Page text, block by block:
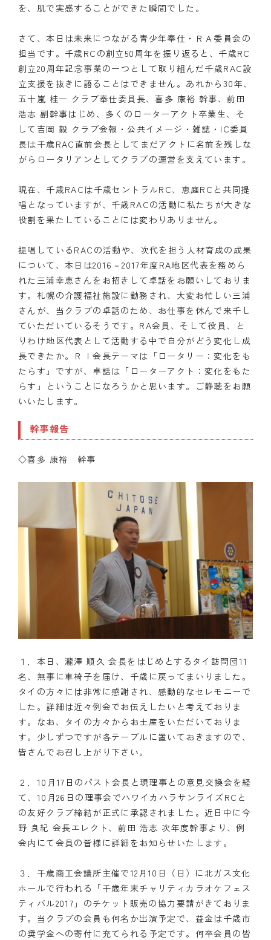
を、肌で実感することができた瞬間でした。
さて、本日は未来につながる青少年奉仕・ＲＡ委員会の
担当です。千歳RCの創立50周年を振り返ると、千歳RC
創立20周年記念事業の一つとして取り組んだ千歳RAC設
立支援を抜きに語ることはできません。あれから30年、
五十嵐 桂一 クラブ奉仕委員長、喜多 康裕 幹事、前田
浩志 副幹事はじめ、多くのローターアクト卒業生、そ
して吉岡 毅 クラブ会報・公共イメージ・雑誌・IC委員
長は千歳RAC直前会長としてまだアクトに名前を残しな
がらロータリアンとしてクラブの運営を支えています。
現在、千歳RACは千歳セントラルRC、恵庭RCと共同提
唱となっていますが、千歳RACの活動に私たちが大きな
役割を果たしていることには変わりありません。
提唱しているRACの活動や、次代を担う人材育成の成果
について、本日は2016－2017年度RA地区代表を務めら
れた三浦幸恵さんをお招きして卓話をお願いしておりま
す。札幌の介護福祉施設に勤務され、大変お忙しい三浦
さんが、当クラブの卓話のため、お仕事を休んで来千し
ていただいているそうです。RA会員、そして役員、と
りわけ地区代表として活動する中で自分がどう変化し成
長できたか。ＲＩ会長テーマは「ロータリー：変化をも
たらす」ですが、卓話は「ローターアクト：変化をもた
らす」ということになろうかと思います。ご静聴をお願
いいたします。
幹事報告
◇喜多 康裕 幹事
１．本日、瀧澤 順久 会長をはじめとするタイ訪問団11
名、無事に車椅子を届け、千歳に戻ってまいりました。
タイの方々には非常に感謝され、感動的なセレモニーで
した。詳細は近々例会でお伝えしたいと考えておりま
す。なお、タイの方々からお土産をいただいておりま
す。少しずつですが各テーブルに置いておきますので、
皆さんでお召し上がり下さい。
２．10月17日のパスト会長と現理事との意見交換会を経
て、10月26日の理事会でハワイカハラサンライズRCと
の友好クラブ締結が正式に承認されました。近日中に今
野 良紀 会長エレクト、前田 浩志 次年度幹事より、例
会内にて会員の皆様に詳細をお知らせいたします。
３．千歳商工会議所主催で12月10日（日）に北ガス文化
ホールで行われる「千歳年末チャリティカラオケフェス
ティバル2017」のチケット販売の協力要請がきておりま
す。当クラブの会員も何名か出演予定で、益金は千歳市
の奨学金への寄付に充てられる予定です。何卒会員の皆